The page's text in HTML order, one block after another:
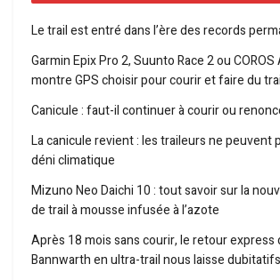
Le trail est entré dans l’ère des records
Garmin Epix Pro 2, Suunto Race 2 ou
montre GPS choisir pour courir et faire du
Canicule : faut-il continuer à courir ou
La canicule revient : les traileurs ne peuvent
déni climatique
Mizuno Neo Daichi 10 : tout savoir sur la
de trail à mousse infusée à l’azote
Après 18 mois sans courir, le retour express
Bannwarth en ultra-trail nous laisse dubitatifs